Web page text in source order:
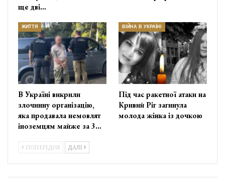
ще дві…
ЖИТТЯ
В Україні викрили
злочинну організацію,
яка продавала немовлят
іноземцям майже за 3…
ВІЙНА В УКРАЇНІ
Під час ракетної атаки на
Кривий Ріг загинула
молода жінка із дочкою
ПОПЕРЕДНЯ ДАЛІ